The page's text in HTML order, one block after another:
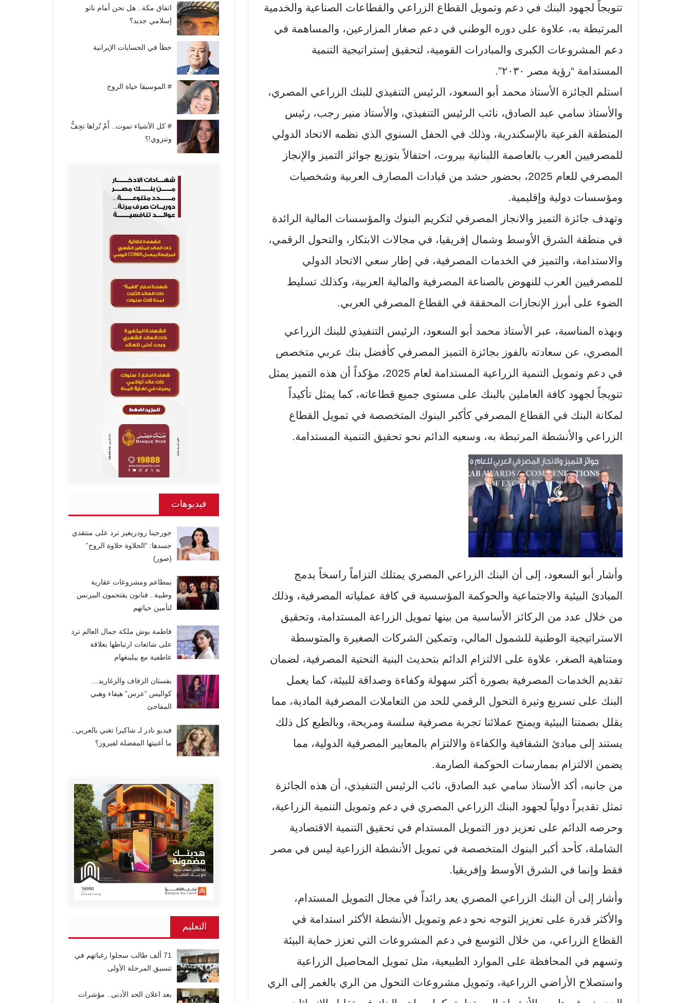
تتويجاً لجهود البنك في دعم وتمويل القطاع الزراعي والقطاعات الصناعية والخدمية
المرتبطة به، علاوة على دوره الوطني في دعم صغار المزارعين، والمساهمة في
دعم المشروعات الكبرى والمبادرات القومية، لتحقيق إستراتيجية التنمية
المستدامة “رؤية مصر ٢٠٣٠”.
استلم الجائزة الأستاذ محمد أبو السعود، الرئيس التنفيذي للبنك الزراعي المصري،
والأستاذ سامي عبد الصادق، نائب الرئيس التنفيذي، والأستاذ منير رجب، رئيس
المنطقة الفرعية بالإسكندرية، وذلك في الحفل السنوي الذي نظمه الاتحاد الدولي
للمصرفيين العرب بالعاصمة اللبنانية بيروت، احتفالاً بتوزيع جوائز التميز والإنجاز
المصرفي للعام 2025، بحضور حشد من قيادات المصارف العربية وشخصيات
ومؤسسات دولية وإقليمية.
وتهدف جائزة التميز والانجاز المصرفي لتكريم البنوك والمؤسسات المالية الرائدة
في منطقة الشرق الأوسط وشمال إفريقيا، في مجالات الابتكار، والتحول الرقمي،
والاستدامة، والتميز في الخدمات المصرفية، في إطار سعي الاتحاد الدولي
للمصرفيين العرب للنهوض بالصناعة المصرفية والمالية العربية، وكذلك تسليط
الضوء على أبرز الإنجازات المحققة في القطاع المصرفي العربي.
وبهذه المناسبة، عبر الأستاذ محمد أبو السعود، الرئيس التنفيذي للبنك الزراعي
المصري، عن سعادته بالفوز بجائزة التميز المصرفي كأفضل بنك عربي متخصص
في دعم وتمويل التنمية الزراعية المستدامة لعام 2025، مؤكداً أن هذه التميز يمثل
تتويجاً لجهود كافة العاملين بالبنك على مستوى جميع قطاعاته، كما يمثل تأكيداً
لمكانة البنك في القطاع المصرفي كأكبر البنوك المتخصصة في تمويل القطاع
الزراعي والأنشطة المرتبطة به، وسعيه الدائم نحو تحقيق التنمية المستدامة.
وأشار أبو السعود، إلى أن البنك الزراعي المصري يمتلك التزاماً راسخاً بدمج
المبادئ البيئية والاجتماعية والحوكمة المؤسسية في كافة عملياته المصرفية، وذلك
من خلال عدد من الركائز الأساسية من بينها تمويل الزراعة المستدامة، وتحقيق
الاستراتيجية الوطنية للشمول المالي، وتمكين الشركات الصغيرة والمتوسطة
ومتناهية الصغر، علاوة على الالتزام الدائم بتحديث البنية التحتية المصرفية، لضمان
تقديم الخدمات المصرفية بصورة أكثر سهولة وكفاءة وصداقة للبيئة، كما يعمل
البنك على تسريع وتيرة التحول الرقمي للحد من التعاملات المصرفية المادية، مما
يقلل بصمتنا البيئية ويمنح عملائنا تجربة مصرفية سلسة ومريحة، وبالطبع كل ذلك
يستند إلى مبادئ الشفافية والكفاءة والالتزام بالمعايير المصرفية الدولية، مما
يضمن الالتزام بممارسات الحوكمة الصارمة.
من جانبه، أكد الأستاذ سامي عبد الصادق، نائب الرئيس التنفيذي، أن هذه الجائزة
تمثل تقديراً دولياً لجهود البنك الزراعي المصري في دعم وتمويل التنمية الزراعية،
وحرصه الدائم على تعزيز دور التمويل المستدام في تحقيق التنمية الاقتصادية
الشاملة، كأحد أكبر البنوك المتخصصة في تمويل الأنشطة الزراعية ليس في مصر
فقط وإنما في الشرق الأوسط وإفريقيا.
وأشار إلى أن البنك الزراعي المصري يعد رائداً في مجال التمويل المستدام،
والأكثر قدرة على تعزيز التوجه نحو دعم وتمويل الأنشطة الأكثر استدامة في
القطاع الزراعي، من خلال التوسع في دعم المشروعات التي تعزز حماية البيئة
وتسهم في المحافظة على الموارد الطبيعية، مثل تمويل المحاصيل الزراعية
واستصلاح الأراضي الزراعية، وتمويل مشروعات التحول من الري بالغمر إلى الري
اتفاق مكة.. هل نحن أمام ناتو
إسلامي جديد؟
خطأ في الحسابات الإيرانية
# الموسيقا حياة الروح
# كل الأشياء تموت.. أَمْ تُراها تجِفُّ
وتنزوي!؟
فيديوهات
جورجينا رودريغيز ترد على منتقدي
جسدها: “الحلاوة حلاوة الروح”
(صور)
بمطاعم ومشروعات عقارية
وطبية.. فنانون يقتحمون البيزنس
لتأمين حياتهم
فاطمة بوش ملكة جمال العالم ترد
على شائعات ارتباطها بعلاقة
عاطفية مع بيلينغهام
بفستان الزفاف والزغاريد…
كواليس “عرس” هيفاء وهبي
المفاجئ
فيديو نادر لـ شاكيرا تغني بالعربي..
ما أغنيتها المفضلة لفيروز؟
التعليم
71 ألف طالب سجلوا رغباتهم في
تنسيق المرحلة الأولى
بعد اعلان الحد الأدنى.. مؤشرات